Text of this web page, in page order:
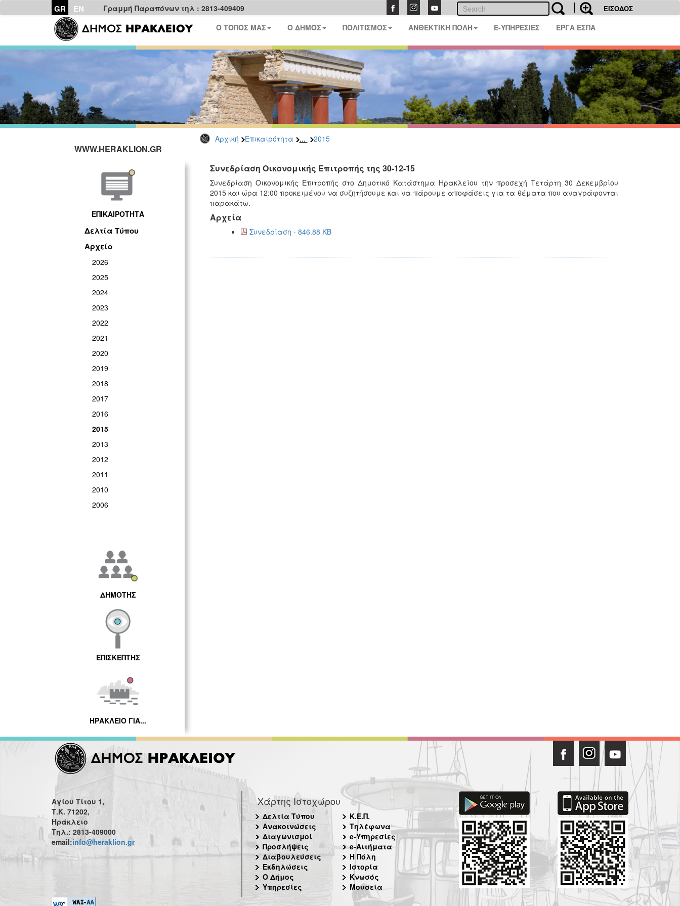
GR EN Γραμμή Παραπόνων τηλ : 2813-409409 ΕΙΣΟΔΟΣ
Ο ΤΟΠΟΣ ΜΑΣ Ο ΔΗΜΟΣ ΠΟΛΙΤΙΣΜΟΣ ΑΝΘΕΚΤΙΚΗ ΠΟΛΗ E-ΥΠΗΡΕΣΙΕΣ ΕΡΓΑ ΕΣΠΑ
Αρχική Επικαιρότητα ... 2015
WWW.HERAKLION.GR
ΕΠΙΚΑΙΡΟΤΗΤΑ
Δελτία Τύπου
Αρχείο
2026
2025
2024
2023
2022
2021
2020
2019
2018
2017
2016
2015
2013
2012
2011
2010
2006
ΔΗΜΟΤΗΣ
ΕΠΙΣΚΕΠΤΗΣ
ΗΡΑΚΛΕΙΟ ΓΙΑ...
Συνεδρίαση Οικονομικής Επιτροπής της 30-12-15
Συνεδρίαση Οικονομικής Επιτροπής στο Δημοτικό Κατάστημα Ηρακλείου την προσεχή Τετάρτη 30 Δεκεμβρίου
2015 και ώρα 12:00 προκειμένου να συζητήσουμε και να πάρουμε αποφάσεις για τα θέματα που αναγράφονται
παρακάτω.
Αρχεία
Συνεδρίαση - 846.88 KB
Αγίου Τίτου 1,
Τ.Κ. 71202,
Ηράκλειο
Τηλ.: 2813-409000
email:info@heraklion.gr
Χάρτης Ιστοχώρου
Δελτία Τύπου
Ανακοινώσεις
Διαγωνισμοί
Προσλήψεις
Διαβουλεύσεις
Εκδηλώσεις
Ο Δήμος
Υπηρεσίες
Κ.Ε.Π.
Τηλέφωνα
e-Υπηρεσίες
e-Αιτήματα
Η Πόλη
Ιστορία
Κνωσός
Μουσεία